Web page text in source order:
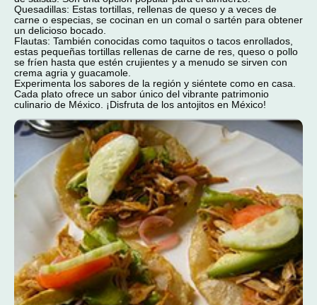
Quesadillas: Estas tortillas, rellenas de queso y a veces de
carne o especias, se cocinan en un comal o sartén para obtener
un delicioso bocado.
Flautas: También conocidas como taquitos o tacos enrollados,
estas pequeñas tortillas rellenas de carne de res, queso o pollo
se fríen hasta que estén crujientes y a menudo se sirven con
crema agria y guacamole.
Experimenta los sabores de la región y siéntete como en casa.
Cada plato ofrece un sabor único del vibrante patrimonio
culinario de México. ¡Disfruta de los antojitos en México!